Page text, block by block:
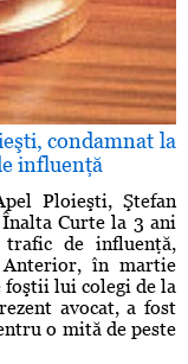
condamnat la
influenţă
Ploieşti, Ştefan
Curte la 3 ani
trafic de influenţă,
în martie
foştii lui colegi de la
avocat, a fost
o mită de peste